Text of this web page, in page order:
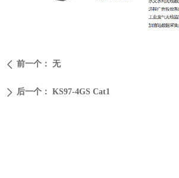
ꄴ 前一个： 无
ꄲ 后一个： KS97-4GS Cat1